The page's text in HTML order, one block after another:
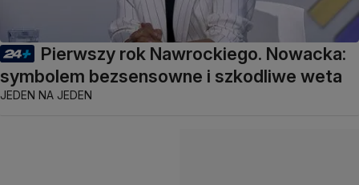
Pierwszy rok Nawrockiego. Nowacka:
symbolem bezsensowne i szkodliwe weta
JEDEN NA JEDEN